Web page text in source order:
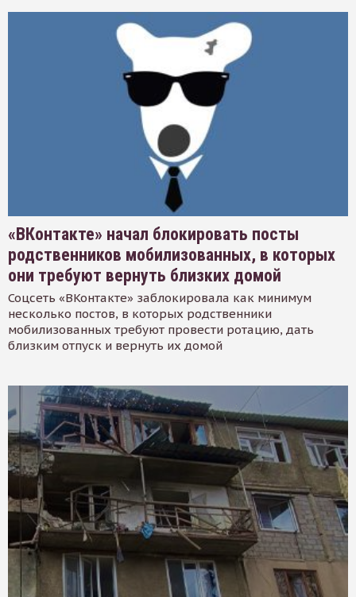
«ВКонтакте» начал блокировать посты
родственников мобилизованных, в которых
они требуют вернуть близких домой
Соцсеть «ВКонтакте» заблокировала как минимум
несколько постов, в которых родственники
мобилизованных требуют провести ротацию, дать
близким отпуск и вернуть их домой